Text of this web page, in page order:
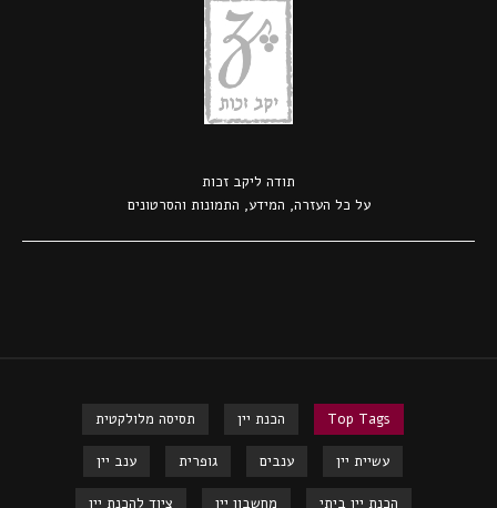
תודה ליקב זכות
על כל העזרה, המידע, התמונות והסרטונים
Top Tags הכנת יין תסיסה מלולקטית
עשיית יין ענבים גופרית ענב יין
הכנת יין ביתי מחשבון יין ציוד להכנת יין